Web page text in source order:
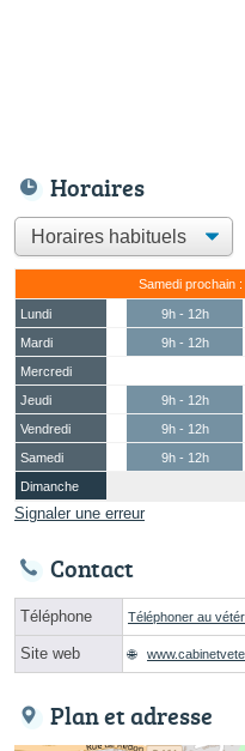
Horaires
Samedi prochain :
Lundi 9h - 12h
Mardi
9h - 12h
Mercredi
Jeudi
9h - 12h
Vendredi
9h - 12h
Samedi
9h - 12h
Dimanche
Signaler une erreur
Contact
Téléphone Téléphoner au
Site web
Plan et adresse